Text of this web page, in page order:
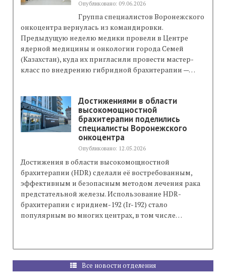
Дозы на органы риска, получаемые
пациентом во время процедуры
лечения, контролируются с помощью in
vivo дозиметрии.
Опубликовано: 09.06.2026
Группа специалистов Воронежского
онкоцентра вернулась из командировки.
Предыдущую неделю медики провели в Центре
ядерной медицины и онкологии города Семей
(Казахстан), куда их пригласили провести мастер-
класс по внедрению гибридной брахитерапии —…
Достижениями в области
высокомощностной
брахитерапии поделились
специалисты Воронежского
онкоцентра
Опубликовано: 12.05.2026
Достижения в области высокомощностной
брахитерапии (HDR) сделали её востребованным,
эффективным и безопасным методом лечения рака
предстательной железы. Использование HDR-
брахитерапии с иридием-192 (Ir-192) стало
популярным во многих центрах, в том числе…
Все новости отделения